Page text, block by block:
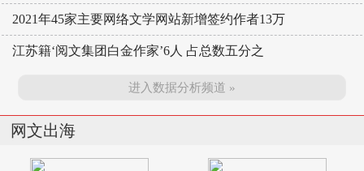
2021年45家主要网络文学网站新增签约作者13万
江苏籍‘阅文集团白金作家’6人 占总数五分之
进入数据分析频道 »
网文出海